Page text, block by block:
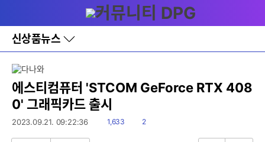
와
홈
신상품뉴스
바
로
레
이
어
창
토
에스티컴퓨터 'STCOM GeForce RTX 408
0' 그래픽카드 출시
2023.09.21. 09:22:36
읽
1,633
댓
2